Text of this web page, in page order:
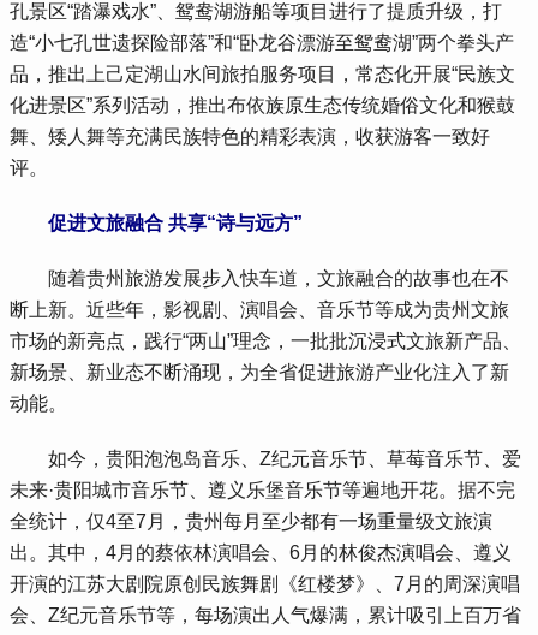
孔景区“踏瀑戏水”、鸳鸯湖游船等项目进行了提质升级，打
造“小七孔世遗探险部落”和“卧龙谷漂游至鸳鸯湖”两个拳头产
品，推出上己定湖山水间旅拍服务项目，常态化开展“民族文
化进景区”系列活动，推出布依族原生态传统婚俗文化和猴鼓
舞、矮人舞等充满民族特色的精彩表演，收获游客一致好
评。
促进文旅融合 共享“诗与远方”
随着贵州旅游发展步入快车道，文旅融合的故事也在不
断上新。近些年，影视剧、演唱会、音乐节等成为贵州文旅
市场的新亮点，践行“两山”理念，一批批沉浸式文旅新产品、
新场景、新业态不断涌现，为全省促进旅游产业化注入了新
动能。
如今，贵阳泡泡岛音乐、Z纪元音乐节、草莓音乐节、爱
未来·贵阳城市音乐节、遵义乐堡音乐节等遍地开花。据不完
全统计，仅4至7月，贵州每月至少都有一场重量级文旅演
出。其中，4月的蔡依林演唱会、6月的林俊杰演唱会、遵义
开演的江苏大剧院原创民族舞剧《红楼梦》、7月的周深演唱
会、Z纪元音乐节等，每场演出人气爆满，累计吸引上百万省